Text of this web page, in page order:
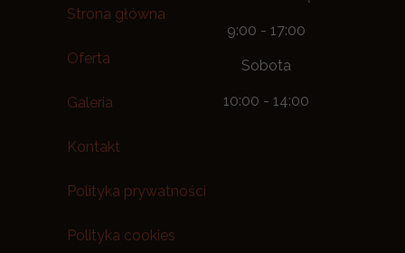
Strona główna
Oferta
Galeria
Kontakt
Polityka prywatności
Polityka cookies
9:00 - 17:00
Sobota
10:00 - 14:00